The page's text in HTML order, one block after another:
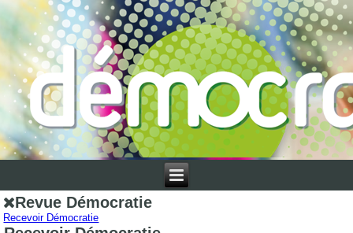
Revue Démocratie
Recevoir Démocratie